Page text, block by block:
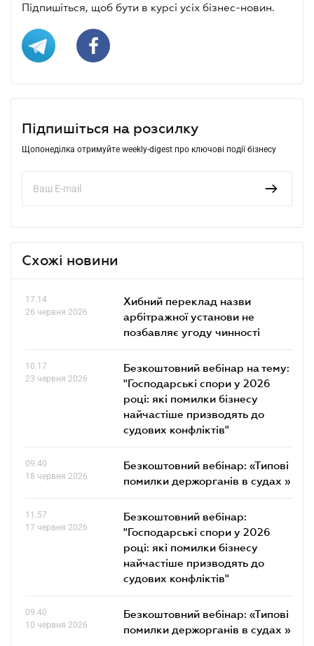
Підпишіться, щоб бути в курсі усіх бізнес-новин.
Підпишіться на розсилку
Щопонеділка отримуйте weekly-digest про ключові події бізнесу
Схожі новини
17.14
26 червня 2026
Хибний переклад назви
арбітражної установи не
позбавляє угоду чинності
10.17
23 червня 2026
Безкоштовний вебінар на тему:
"Господарські спори у 2026
році: які помилки бізнесу
найчастіше призводять до
судових конфліктів"
09.40
18 червня 2026
Безкоштовний вебінар: «Типові
помилки держорганів в судах »
11.57
17 червня 2026
Безкоштовний вебінар:
"Господарські спори у 2026
році: які помилки бізнесу
найчастіше призводять до
судових конфліктів"
09.40
10 червня 2026
Безкоштовний вебінар: «Типові
помилки держорганів в судах »